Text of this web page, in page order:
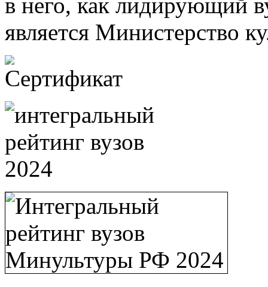
является Министерство